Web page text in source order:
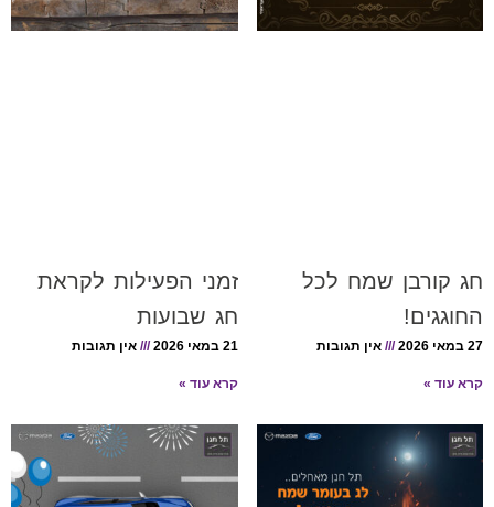
חג קורבן שמח לכל
החוגגים!
27 במאי 2026 אין תגובות
קרא עוד »
זמני הפעילות לקראת
חג שבועות
21 במאי 2026 אין תגובות
קרא עוד »